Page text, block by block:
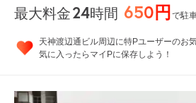
最大料金24時間 650円で駐
天神渡辺通ビル周辺に特Pユーザーのお
気に入ったらマイPに保存しよう！